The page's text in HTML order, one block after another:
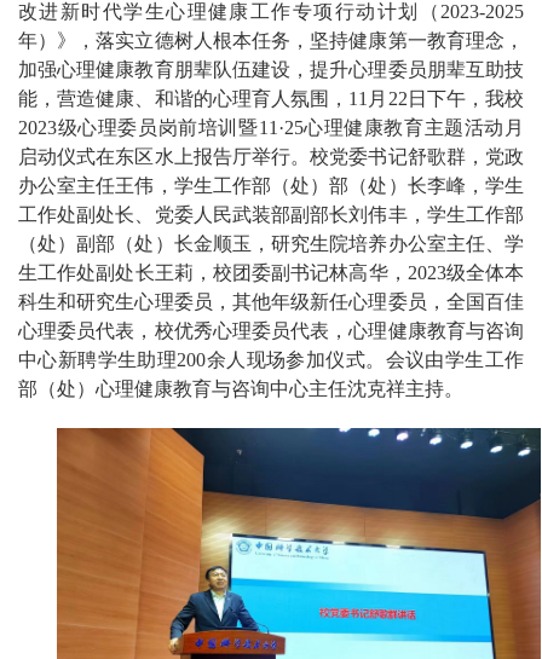
改进新时代学生心理健康工作专项行动计划（2023-2025
年）》，落实立德树人根本任务，坚持健康第一教育理念，
加强心理健康教育朋辈队伍建设，提升心理委员朋辈互助技
能，营造健康、和谐的心理育人氛围，11月22日下午，我校
2023级心理委员岗前培训暨11·25心理健康教育主题活动月
启动仪式在东区水上报告厅举行。校党委书记舒歌群，党政
办公室主任王伟，学生工作部（处）部（处）长李峰，学生
工作处副处长、党委人民武装部副部长刘伟丰，学生工作部
（处）副部（处）长金顺玉，研究生院培养办公室主任、学
生工作处副处长王莉，校团委副书记林高华，2023级全体本
科生和研究生心理委员，其他年级新任心理委员，全国百佳
心理委员代表，校优秀心理委员代表，心理健康教育与咨询
中心新聘学生助理200余人现场参加仪式。会议由学生工作
部（处）心理健康教育与咨询中心主任沈克祥主持。